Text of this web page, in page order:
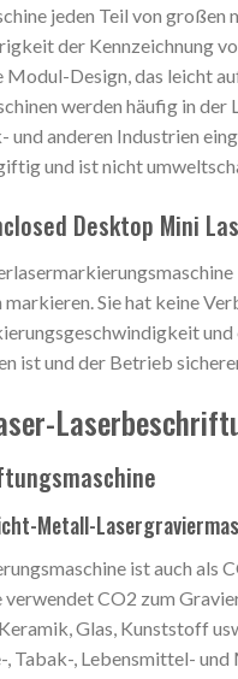
jeden Teil von großen
der Kennzeichnung
Design, das leicht
werden häufig in
anderen Industrien
und ist nicht
Desktop Mini
Sie hat keine
ist und der Betrieb
Metall-
ist auch als
verwendet CO2 zum
Glas, Kunststoff
Tabak-, Lebensmittel-